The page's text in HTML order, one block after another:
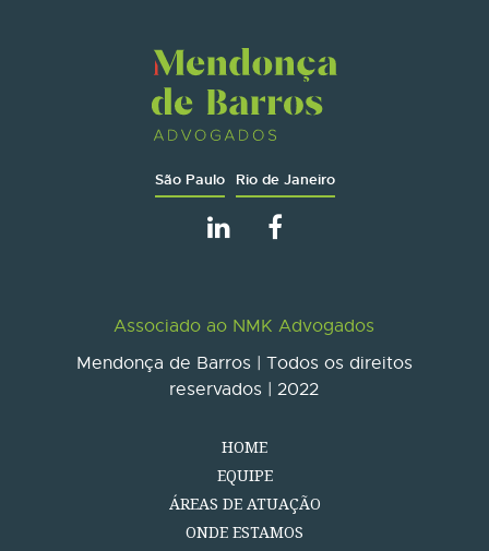
São Paulo Rio de Janeiro
Associado ao NMK Advogados
Mendonça de Barros | Todos os direitos
reservados | 2022
HOME
EQUIPE
ÁREAS DE ATUAÇÃO
ONDE ESTAMOS